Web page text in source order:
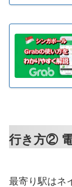
行き方②
最寄り駅はネ